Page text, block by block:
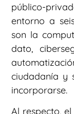
público-
entorno a
son la
dato,
ciudadanía y
incorporarse.
Al respecto,